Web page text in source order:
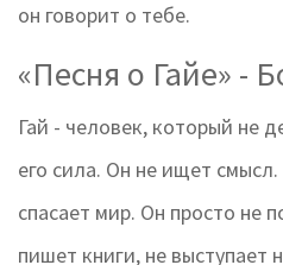
он говорит о тебе.
«Песня о Гайе» -
Гай - человек, который не
его сила. Он не ищет
спасает мир. Он просто не
пишет книги, не выступает